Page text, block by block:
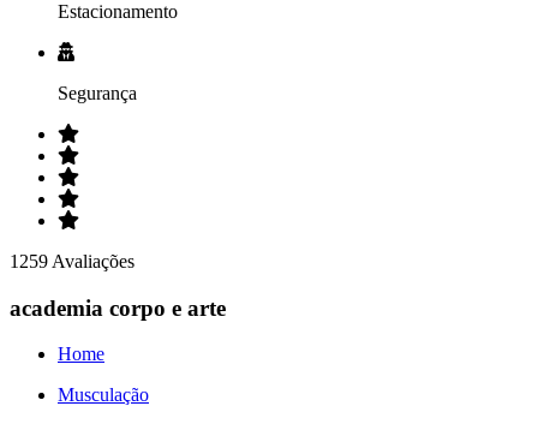
Estacionamento
Segurança
1259 Avaliações
academia corpo e arte
Home
Musculação